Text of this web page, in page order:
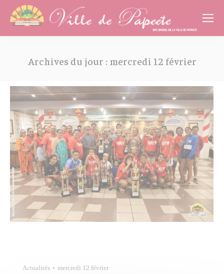
Archives du jour : mercredi 12 février
Actualités mercredi 12 février
Cookies management panel